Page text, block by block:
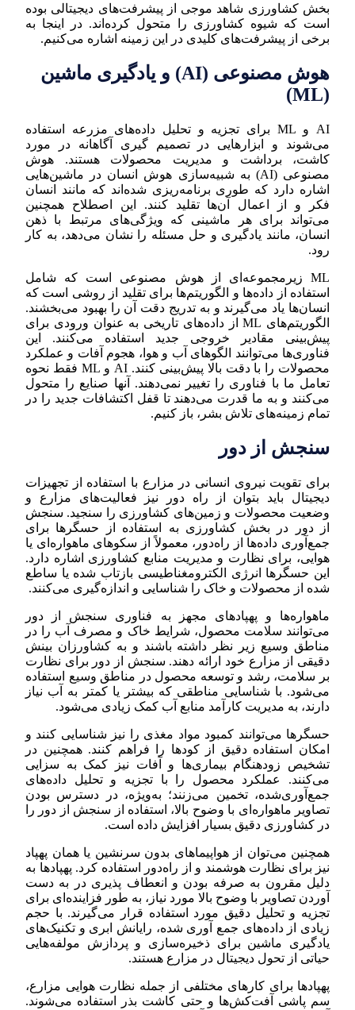
بخش کشاورزی شاهد موجی از پیشرفت‌های دیجیتالی بوده
است که شیوه کشاورزی را متحول کرده‌اند. در اینجا به
برخی از پیشرفت‌های کلیدی در این زمینه اشاره می‌کنیم.
هوش مصنوعی (AI) و یادگیری ماشین
(ML)
AI و ML برای تجزیه و تحلیل داده‌های مزرعه استفاده
می‌شوند و ابزارهایی در تصمیم گیری آگاهانه در مورد
کاشت، برداشت و مدیریت محصولات هستند. هوش
مصنوعی (AI) به شبیه‌سازی هوش انسان در ماشین‌هایی
اشاره دارد که طوری برنامه‌ریزی شده‌اند که مانند انسان
فکر و از اعمال آن‌ها تقلید کنند. این اصطلاح همچنین
می‌تواند برای هر ماشینی که ویژگی‌های مرتبط با ذهن
انسان، مانند یادگیری و حل مسئله را نشان می‌دهد، به کار
رود.
ML زیرمجموعه‌ای از هوش مصنوعی است که شامل
استفاده از داده‌ها و الگوریتم‌ها برای تقلید از روشی است که
انسان‌ها یاد می‌گیرند و به تدریج دقت آن را بهبود می‌بخشند.
الگوریتم‌های ML از داده‌های تاریخی به عنوان ورودی برای
پیش‌بینی مقادیر خروجی جدید استفاده می‌کنند. این
فناوری‌ها می‌توانند الگوهای آب و هوا، هجوم آفات و عملکرد
محصولات را با دقت بالا پیش‌بینی کنند. AI و ML فقط نحوه
تعامل ما با فناوری را تغییر نمی‌دهند. آنها صنایع را متحول
می‌کنند و به ما قدرت می‌دهند تا قفل اکتشافات جدید را در
تمام زمینه‌های تلاش بشر، باز کنیم.
سنجش از دور
برای تقویت نیروی انسانی در مزارع با استفاده از تجهیزات
دیجیتال باید بتوان از راه دور نیز فعالیت‌های مزارع و
وضعیت محصولات و زمین‌های کشاورزی را سنجید. سنجش
از دور در بخش کشاورزی به استفاده از حسگرها برای
جمع‌آوری داده‌ها از راه‌دور، معمولاً از سکوهای ماهواره‌ای یا
هوایی، برای نظارت و مدیریت منابع کشاورزی اشاره دارد.
این حسگرها انرژی الکترومغناطیسی بازتاب شده یا ساطع
شده از محصولات و خاک را شناسایی و اندازه‌گیری می‌کنند.
ماهواره‌ها و پهپادهای مجهز به فناوری سنجش از دور
می‌توانند سلامت محصول، شرایط خاک و مصرف آب را در
مناطق وسیع زیر نظر داشته باشند و به کشاورزان بینش
دقیقی از مزارع خود ارائه دهند. سنجش از دور برای نظارت
بر سلامت، رشد و توسعه محصول در مناطق وسیع استفاده
می‌شود. با شناسایی مناطقی که بیشتر یا کمتر به آب نیاز
دارند، به مدیریت کارآمد منابع آب کمک زیادی می‌شود.
حسگرها می‌توانند کمبود مواد مغذی را نیز شناسایی کنند و
امکان استفاده دقیق از کودها را فراهم کنند. همچنین در
تشخیص زودهنگام بیماری‌ها و آفات نیز کمک به سزایی
می‌کنند. عملکرد محصول را با تجزیه و تحلیل داده‌های
جمع‌آوری‌شده، تخمین می‌زنند؛ به‌ویژه، در دسترس بودن
تصاویر ماهواره‌ای با وضوح بالا، استفاده از سنجش از دور را
در کشاورزی دقیق بسیار افزایش داده است.
همچنین می‌توان از هواپیماهای بدون سرنشین یا همان پهپاد
نیز برای نظارت هوشمند و از راه‌دور استفاده کرد. پهپادها به
دلیل مقرون به صرفه بودن و انعطاف پذیری در به دست
آوردن تصاویر با وضوح بالا مورد نیاز، به طور فزاینده‌ای برای
تجزیه و تحلیل دقیق مورد استفاده قرار می‌گیرند. با حجم
زیادی از داده‌های جمع آوری شده، رایانش ابری و تکنیک‌های
یادگیری ماشین برای ذخیره‌سازی و پردازش مولفه‌هایی
حیاتی از تحول دیجیتال در مزارع هستند.
پهپادها برای کارهای مختلفی از جمله نظارت هوایی مزارع،
سم پاشی آفت‌کش‌ها و حتی کاشت بذر استفاده می‌شوند.